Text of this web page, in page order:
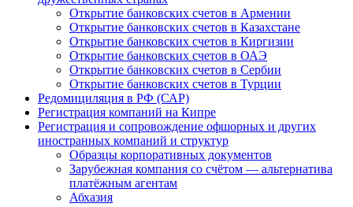
Открытие банковских счетов в Армении
Открытие банковских счетов в Казахстане
Открытие банковских счетов в Киргизии
Открытие банковских счетов в ОАЭ
Открытие банковских счетов в Сербии
Открытие банковских счетов в Турции
Редомициляция в РФ (САР)
Регистрация компаний на Кипре
Регистрация и сопровождение офшорных и других
иностранных компаний и структур
Образцы корпоративных документов
Зарубежная компания со счётом — альтернатива
платёжным агентам
Абхазия